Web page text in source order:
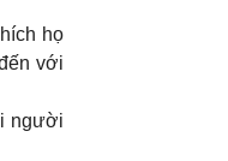
họ
với
người